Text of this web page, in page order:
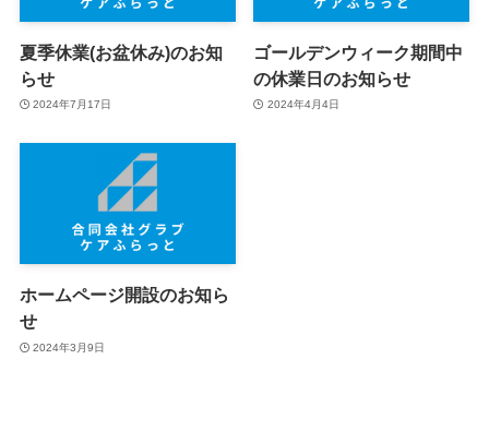
夏季休業(お盆休み)のお知
らせ
2024年7月17日
ゴールデンウィーク期間中
の休業日のお知らせ
2024年4月4日
ホームページ開設のお知ら
せ
2024年3月9日